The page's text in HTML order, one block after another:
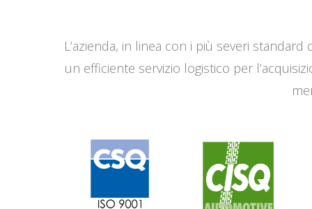
L’azienda, in linea con i più severi
un efficiente servizio logistico per